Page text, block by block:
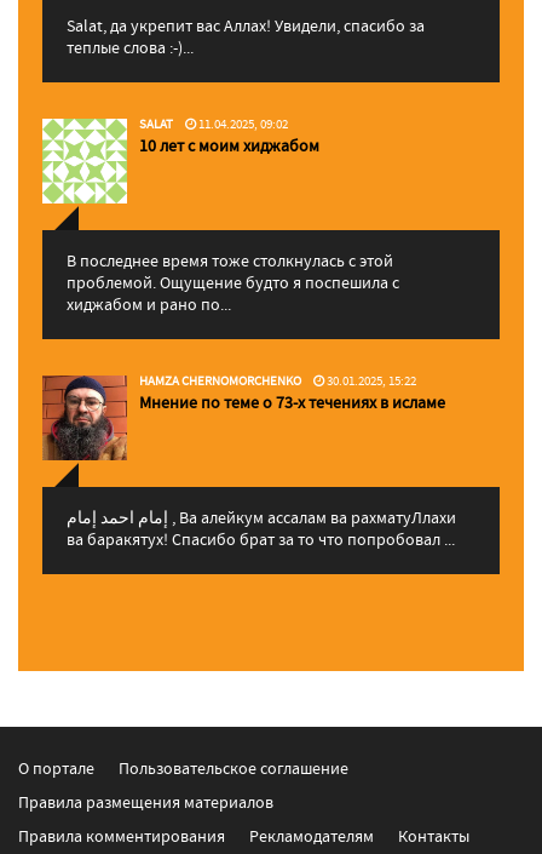
Salat, да укрепит вас Аллаx! Увидели, спасибо за
теплые слова :-)...
SALAT 11.04.2025, 09:02
10 лет с моим хиджабом
В последнее время тоже столкнулась с этой
проблемой. Ощущение будто я поспешила с
хиджабом и рано по...
HAMZA CHERNOMORCHENKO 30.01.2025, 15:22
Мнение по теме о 73-х течениях в исламе
إمام احمد إمام , Ва алейкум ассалам ва рахматуЛлахи
ва баракятух! Спасибо брат за то что попробовал ...
О портале
Пользовательское соглашение
Правила размещения материалов
Правила комментирования
Рекламодателям Контакты